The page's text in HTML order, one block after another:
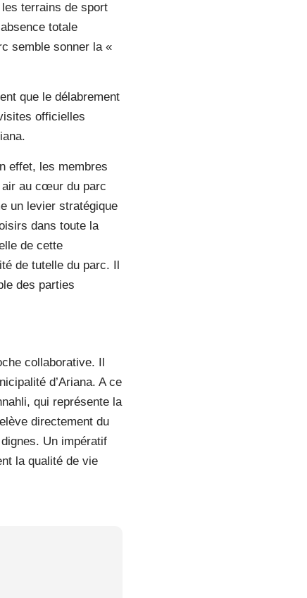
terrains de sport
totale
semble sonner la «
que le délabrement
officielles
effet, les membres
air au cœur du parc
un levier stratégique
dans toute la
de cette
de tutelle du parc. Il
des parties
collaborative. Il
d’Ariana. A ce
qui représente la
directement du
Un impératif
la qualité de vie